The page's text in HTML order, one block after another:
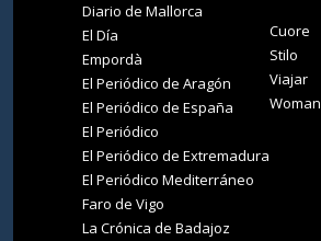
Diario de Mallorca
El Día
Empordà
El Periódico de Aragón
El Periódico de España
El Periódico
El Periódico de Extremadura
El Periódico Mediterráneo
Faro de Vigo
La Crónica de Badajoz
Cuore
Stilo
Viajar
Woman